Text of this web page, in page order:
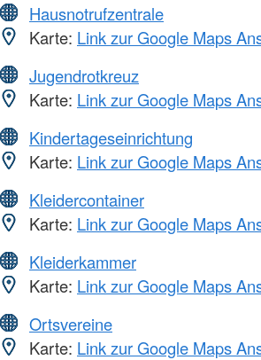
Hausnotrufzentrale
Karte: Link zur Google Maps
Jugendrotkreuz
Karte: Link zur Google Maps
Kindertageseinrichtung
Karte: Link zur Google Maps
Kleidercontainer
Karte: Link zur Google Maps
Kleiderkammer
Karte: Link zur Google Maps
Ortsvereine
Karte: Link zur Google Maps